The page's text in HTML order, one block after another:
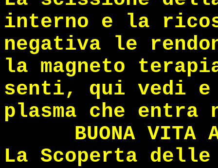
interno e la
negativa le
la magneto
senti, qui vedi e
plasma che entra
BUONA VITA
La Scoperta